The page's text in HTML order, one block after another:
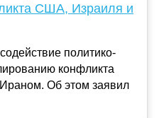
США, Израиля и
политико-
конфликта
Об этом заявил